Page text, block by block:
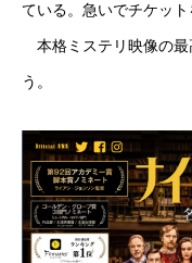
ている。急いでチケット
本格ミステリ映像の最
う。